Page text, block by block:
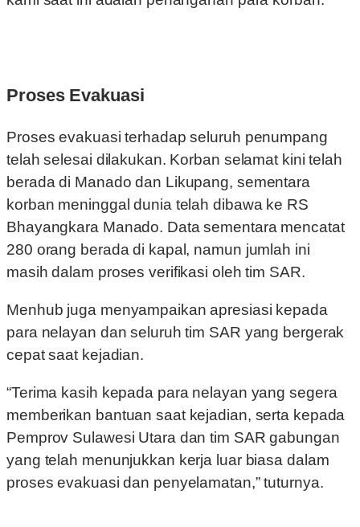
Proses Evakuasi
Proses evakuasi terhadap seluruh penumpang
telah selesai dilakukan. Korban selamat kini telah
berada di Manado dan Likupang, sementara
korban meninggal dunia telah dibawa ke RS
Bhayangkara Manado. Data sementara mencatat
280 orang berada di kapal, namun jumlah ini
masih dalam proses verifikasi oleh tim SAR.
Menhub juga menyampaikan apresiasi kepada
para nelayan dan seluruh tim SAR yang bergerak
cepat saat kejadian.
“Terima kasih kepada para nelayan yang segera
memberikan bantuan saat kejadian, serta kepada
Pemprov Sulawesi Utara dan tim SAR gabungan
yang telah menunjukkan kerja luar biasa dalam
proses evakuasi dan penyelamatan,” tuturnya.